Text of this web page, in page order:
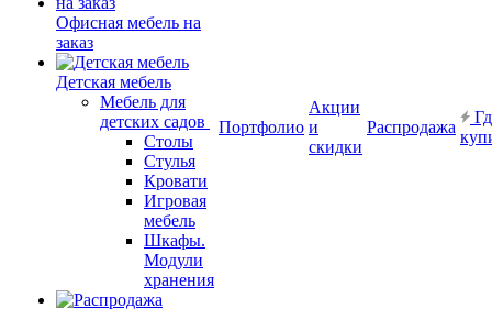
Офисная мебель на
заказ
Детская мебель
Мебель для
детских садов
Столы
Стулья
Кровати
Игровая
мебель
Шкафы.
Модули
хранения
Портфолио
Акции
и
скидки
Распродажа